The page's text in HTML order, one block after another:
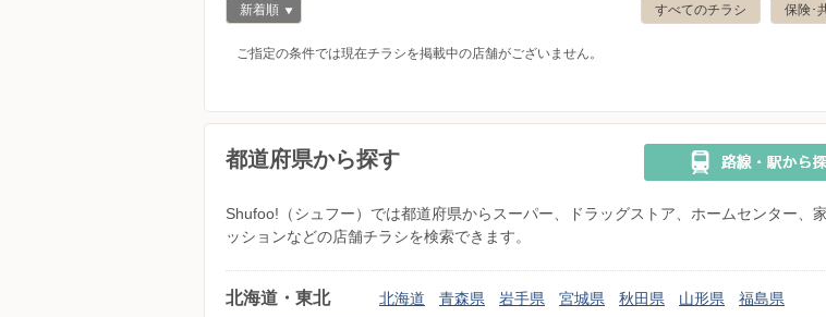
保険･
すべてのチラシ
新着順
ご指定の条件では現在チラシを掲載中の店舗がございません。
都道府県から探す
Shufoo!（シュフー）では都道府県からスーパー、ドラッグストア、ホームセンター、
ッションなどの店舗チラシを検索できます。
北海道・東北 北海道 青森県 岩手県 宮城県 秋田県 山形県 福島県